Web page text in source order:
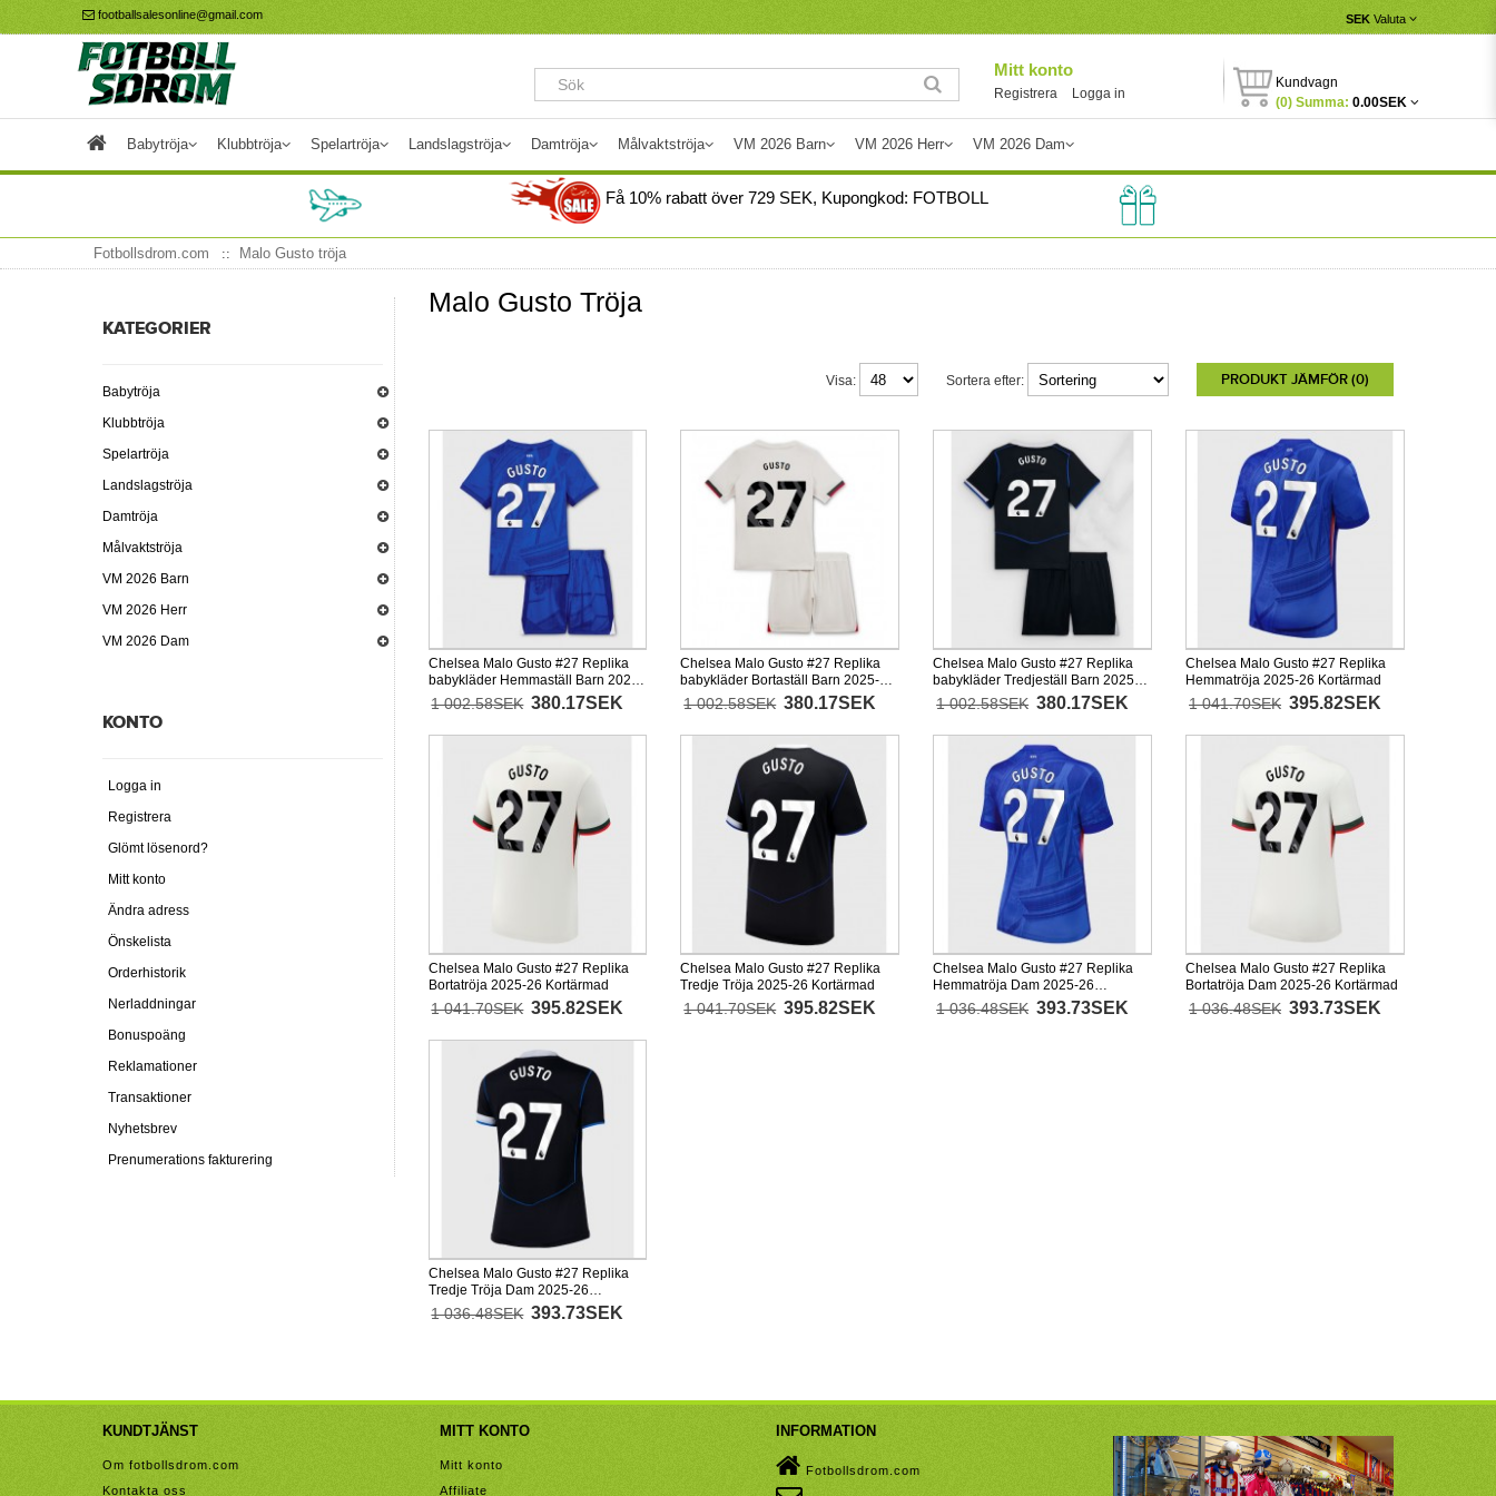
footballsalesonline@gmail.com SEK Valuta
Mitt konto
Registrera Logga in
Kundvagn
(0) Summa: 0.00SEK
Babytröja Klubbtröja Spelartröja Landslagströja Damtröja Målvaktströja VM 2026 Barn VM 2026 Herr VM 2026 Dam
Få 10%rabatt över 729SEK, Kupongkod: FOTBOLL
Fotbollsdrom.com Malo Gusto tröja
KATEGORIER
Babytröja
Klubbtröja
Spelartröja
Landslagströja
Damtröja
Målvaktströja
VM 2026 Barn
VM 2026 Herr
VM 2026 Dam
KONTO
Logga in
Registrera
Glömt lösenord?
Mitt konto
Ändra adress
Önskelista
Orderhistorik
Nerladdningar
Bonuspoäng
Reklamationer
Transaktioner
Nyhetsbrev
Prenumerations fakturering
Malo Gusto Tröja
PRODUKT JÄMFÖR (0)
Sortera efter:
Visa:
Chelsea Malo Gusto #27 Replika
babykläder Hemmaställ Barn 2025-
26 Kortärmad (+ korta byxor)
1 002.58SEK 380.17SEK
Chelsea Malo Gusto #27 Replika
babykläder Bortaställ Barn 2025-26
Kortärmad (+ korta byxor)
1 002.58SEK 380.17SEK
Chelsea Malo Gusto #27 Replika
babykläder Tredjeställ Barn 2025-
26 Kortärmad (+ korta byxor)
1 002.58SEK 380.17SEK
Chelsea Malo Gusto #27 Replika
Hemmatröja 2025-26 Kortärmad
1 041.70SEK 395.82SEK
Chelsea Malo Gusto #27 Replika
Bortatröja 2025-26 Kortärmad
1 041.70SEK 395.82SEK
Chelsea Malo Gusto #27 Replika
Tredje Tröja 2025-26 Kortärmad
1 041.70SEK 395.82SEK
Chelsea Malo Gusto #27 Replika
Hemmatröja Dam 2025-26
Kortärmad
1 036.48SEK 393.73SEK
Chelsea Malo Gusto #27 Replika
Bortatröja Dam 2025-26 Kortärmad
1 036.48SEK 393.73SEK
Chelsea Malo Gusto #27 Replika
Tredje Tröja Dam 2025-26
Kortärmad
1 036.48SEK 393.73SEK
KUNDTJÄNST
Om fotbollsdrom.com
Kontakta oss
MITT KONTO
Mitt konto
Affiliate
INFORMATION
Fotbollsdrom.com